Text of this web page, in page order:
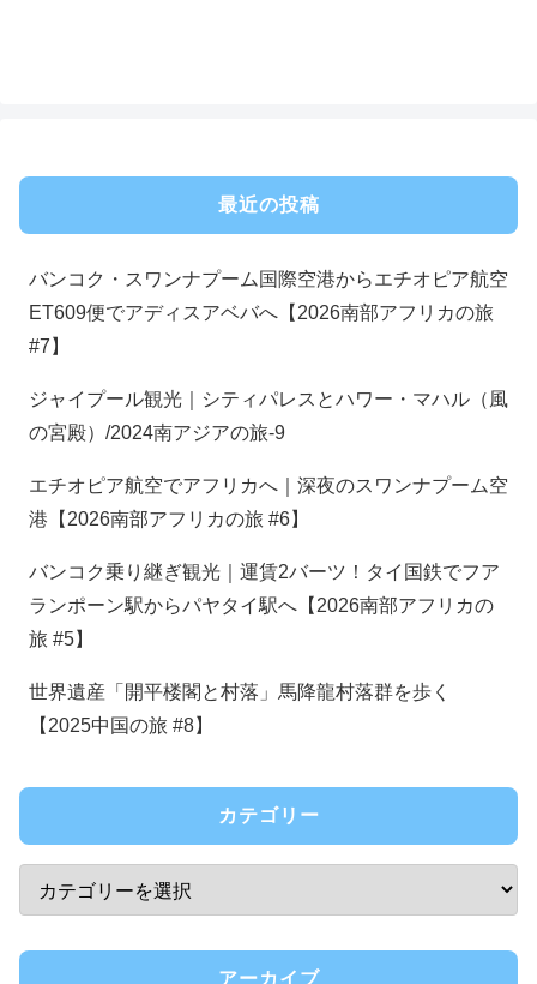
最近の投稿
バンコク・スワンナプーム国際空港からエチオピア航空
ET609便でアディスアベバへ【2026南部アフリカの旅
#7】
ジャイプール観光｜シティパレスとハワー・マハル（風
の宮殿）/2024南アジアの旅-9
エチオピア航空でアフリカへ｜深夜のスワンナプーム空
港【2026南部アフリカの旅 #6】
バンコク乗り継ぎ観光｜運賃2バーツ！タイ国鉄でフア
ランポーン駅からパヤタイ駅へ【2026南部アフリカの
旅 #5】
世界遺産「開平楼閣と村落」馬降龍村落群を歩く
【2025中国の旅 #8】
カテゴリー
アーカイブ